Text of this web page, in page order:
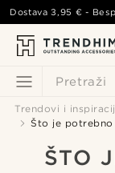
Pretraži
Dostava3,95 € -
Trendovi i
Što je potrebno
ŠTO